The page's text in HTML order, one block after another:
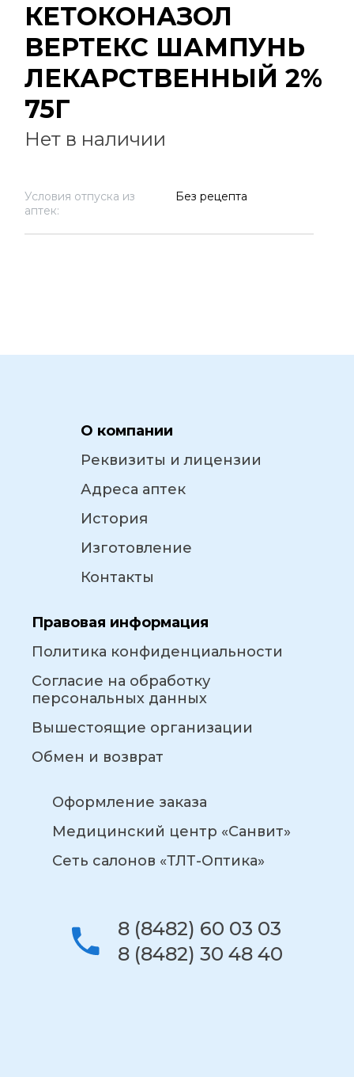
КЕТОКОНАЗОЛ
ВЕРТЕКС ШАМПУНЬ
ЛЕКАРСТВЕННЫЙ 2%
75Г
Нет в наличии
Условия отпуска из
аптек:
Без рецепта
О компании
Реквизиты и лицензии
Адреса аптек
История
Изготовление
Контакты
Правовая информация
Политика конфиденциальности
Согласие на обработку
персональных данных
Вышестоящие организации
Обмен и возврат
Оформление заказа
Медицинский центр «Санвит»
Сеть салонов «ТЛТ-Оптика»
8 (8482) 60 03 03
8 (8482) 30 48 40